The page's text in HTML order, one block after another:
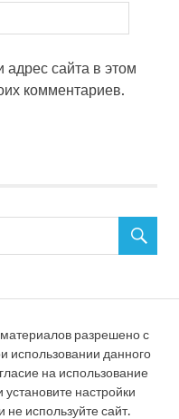
сайта в этом
комментариев.
разрешено с
использовании данного
на использование
настройки
используйте сайт.